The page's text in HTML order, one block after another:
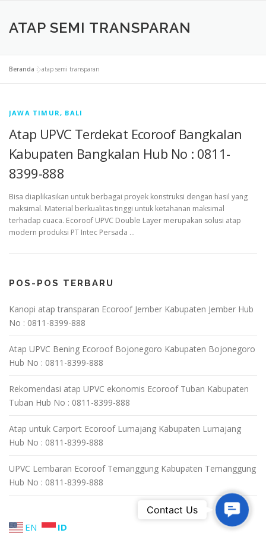
ATAP SEMI TRANSPARAN
Beranda »atap semi transparan
JAWA TIMUR, BALI
Atap UPVC Terdekat Ecoroof Bangkalan
Kabupaten Bangkalan Hub No : 0811-
8399-888
Bisa diaplikasikan untuk berbagai proyek konstruksi dengan hasil yang
maksimal. Material berkualitas tinggi untuk ketahanan maksimal
terhadap cuaca. Ecoroof UPVC Double Layer merupakan solusi atap
modern produksi PT Intec Persada …
POS-POS TERBARU
Kanopi atap transparan Ecoroof Jember Kabupaten Jember Hub
No : 0811-8399-888
Atap UPVC Bening Ecoroof Bojonegoro Kabupaten Bojonegoro
Hub No : 0811-8399-888
Rekomendasi atap UPVC ekonomis Ecoroof Tuban Kabupaten
Tuban Hub No : 0811-8399-888
Atap untuk Carport Ecoroof Lumajang Kabupaten Lumajang
Hub No : 0811-8399-888
UPVC Lembaran Ecoroof Temanggung Kabupaten Temanggung
Hub No : 0811-8399-888
EN ID
Contact
Contact Us